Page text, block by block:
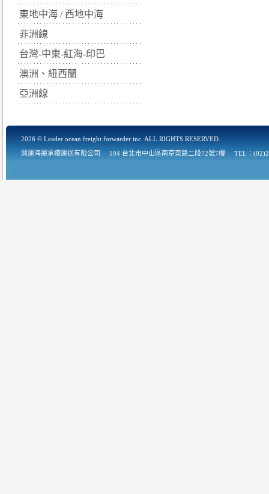
東地中海 / 西地中海
非洲線
台灣-中東-紅海-印巴
澳洲、紐西蘭
亞洲線
2026 © Leader ocean freight forwarder inc. ALL RIGHTS RESERVED.
興運海運承攬運送有限公司
104 台北市中山區南京東路二段72號7樓 TEL：